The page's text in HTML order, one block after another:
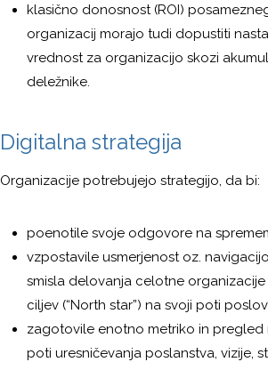
klasično donosnost (ROI)
organizacij morajo tudi dopustiti
vrednost za organizacijo skozi
deležnike.
Digitalna strategija
Organizacije potrebujejo strategijo, da bi:
poenotile svoje odgovore na
vzpostavile usmerjenost oz.
smisla delovanja celotne organizacije
ciljev (“North star”) na svoji poti
zagotovile enotno metriko in
poti uresničevanja poslanstva, vizije,